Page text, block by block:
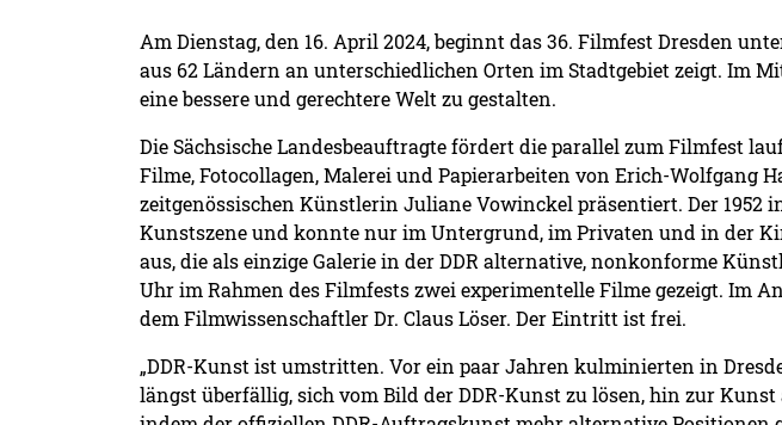
Am Dienstag, den 16. April 2024, beginnt das 36. Filmfest Dresden
aus 62 Ländern an unterschiedlichen Orten im Stadtgebiet zeigt. Im
eine bessere und gerechtere Welt zu gestalten.
Die Sächsische Landesbeauftragte fördert die parallel zum Filmfest
Filme, Fotocollagen, Malerei und Papierarbeiten von Erich-Wolfgang
zeitgenössischen Künstlerin Juliane Vowinckel präsentiert. Der 1952
Kunstszene und konnte nur im Untergrund, im Privaten und in der
aus, die als einzige Galerie in der DDR alternative, nonkonforme
Uhr im Rahmen des Filmfests zwei experimentelle Filme gezeigt. Im
dem Filmwissenschaftler Dr. Claus Löser. Der Eintritt ist frei.
„DDR-Kunst ist umstritten. Vor ein paar Jahren kulminierten in
längst überfällig, sich vom Bild der DDR-Kunst zu lösen, hin zur